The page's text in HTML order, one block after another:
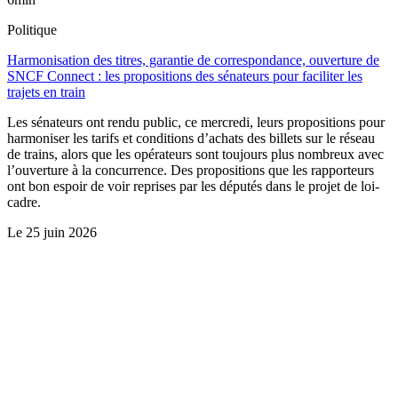
Politique
Harmonisation des titres, garantie de correspondance, ouverture de
SNCF Connect : les propositions des sénateurs pour faciliter les
trajets en train
Les sénateurs ont rendu public, ce mercredi, leurs propositions pour
harmoniser les tarifs et conditions d’achats des billets sur le réseau
de trains, alors que les opérateurs sont toujours plus nombreux avec
l’ouverture à la concurrence. Des propositions que les rapporteurs
ont bon espoir de voir reprises par les députés dans le projet de loi-
cadre.
Le 25 juin 2026